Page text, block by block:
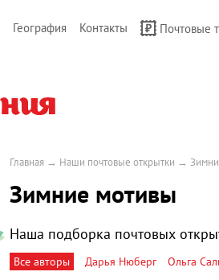
География Контакты Почтовые
Главная → Наши почтовые открытки →
Зимние мотивы
Наша подборка почтовых
Все авторы Дарья Нюберг Ольга